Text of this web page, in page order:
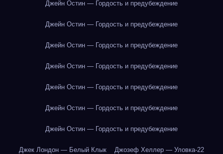
Джейн Остин — Гордость и предубеждение
Джейн Остин — Гордость и предубеждение
Джейн Остин — Гордость и предубеждение
Джейн Остин — Гордость и предубеждение
Джейн Остин — Гордость и предубеждение
Джейн Остин — Гордость и предубеждение
Джейн Остин — Гордость и предубеждение
Джек Лондон — Белый Клык Джозеф Хеллер — Уловка-22